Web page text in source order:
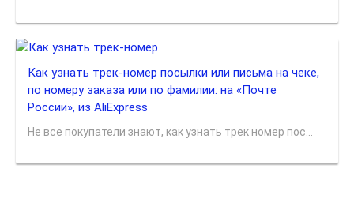
Как узнать трек-номер посылки или письма на чеке,
по номеру заказа или по фамилии: на «Почте
России», из AliExpress
Не все покупатели знают, как узнать трек номер пос...